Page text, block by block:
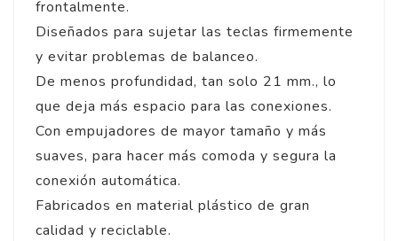
frontalmente.
Diseñados para sujetar las teclas firmemente
y evitar problemas de balanceo.
De menos profundidad, tan solo 21 mm., lo
que deja más espacio para las conexiones.
Con empujadores de mayor tamaño y más
suaves, para hacer más comoda y segura la
conexión automática.
Fabricados en material plástico de gran
calidad y reciclable.